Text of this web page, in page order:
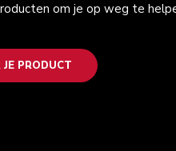
om je op weg te
JE PRODUCT